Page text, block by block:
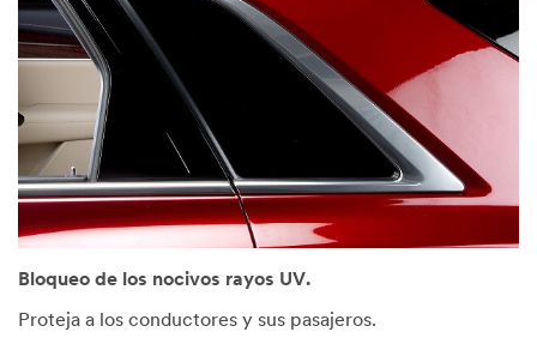
Bloqueo de los nocivos rayos UV.
Proteja a los conductores y sus pasajeros.